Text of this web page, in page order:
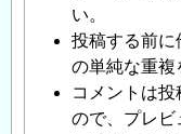
い。
投稿する前に
の単純な重複
コメントは
ので、プレビ